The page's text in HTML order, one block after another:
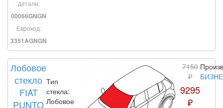
детали:
00066GNGN
Еврокод:
3351AGNGN
Лобовое
стекло
FIAT
PUNTO
Тип
стекла:
Лобовое
7150
₽
9295
₽